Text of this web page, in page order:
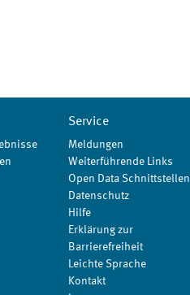
Service
Meldungen
Weiterführende Links
Open Data Schnittstellen
Datenschutz
Hilfe
Erklärung zur
Barrierefreiheit
Leichte Sprache
Kontakt